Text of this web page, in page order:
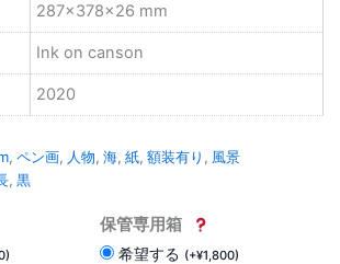
287×378×26 mm
Ink on canson
2020
, ペン画, 人物, 海, 紙, 額装有り , 風景
, 黒
)
保管専用箱
希望する (+¥1,800)